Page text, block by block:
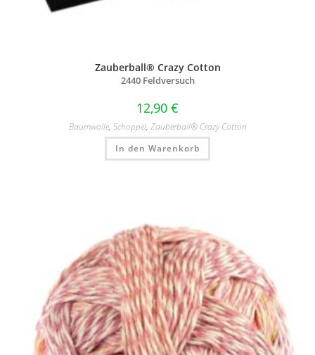
Zauberball® Crazy Cotton
2440 Feldversuch
12,90 €
Baumwolle, Schoppel, Zauberball® Crazy Cotton
In den Warenkorb